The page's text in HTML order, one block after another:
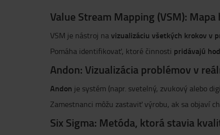
Value Stream Mapping (VSM):
VSM je nástroj navizualizáciu všetkých krokov v
Pomáha identifikovať, ktoré činnosti pridávajú
Andon: Vizualizácia problémov v
Andon je systém (napr. svetelný, zvukový alebo
Zamestnanci môžu zastaviť výrobu, ak sa objaví
Six Sigma: Metóda, ktorá stavia